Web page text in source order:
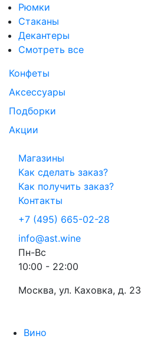
Рюмки
Стаканы
Декантеры
Смотреть все
Конфеты
Аксессуары
Подборки
Акции
Магазины
Как сделать заказ?
Как получить заказ?
Контакты
+7 (495) 665-02-28
info@ast.wine
Пн-Вс
10:00 - 22:00
Москва, ул. Каховка, д. 23
Вино